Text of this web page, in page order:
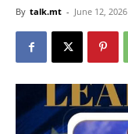
By talk.mt - June 12, 2026